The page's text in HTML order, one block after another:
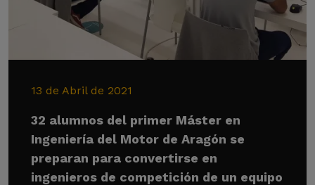
13 de Abril de 2021
32 alumnos del primer Máster en
Ingeniería del Motor de Aragón se
preparan para convertirse en
ingenieros de competición de un equipo